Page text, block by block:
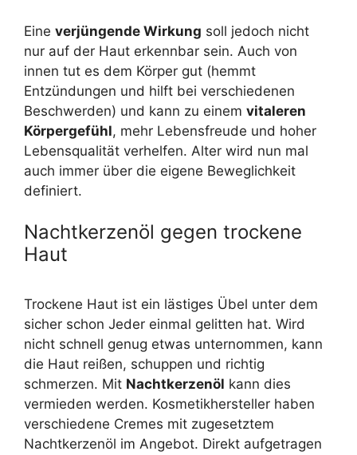
Eine verjüngende Wirkung soll jedoch nicht
nur auf der Haut erkennbar sein. Auch von
innen tut es dem Körper gut (hemmt
Entzündungen und hilft bei verschiedenen
Beschwerden) und kann zu einem vitaleren
Körpergefühl, mehr Lebensfreude und hoher
Lebensqualität verhelfen. Alter wird nun mal
auch immer über die eigene Beweglichkeit
definiert.
Nachtkerzenöl gegen trockene
Haut
Trockene Haut ist ein lästiges Übel unter dem
sicher schon Jeder einmal gelitten hat. Wird
nicht schnell genug etwas unternommen, kann
die Haut reißen, schuppen und richtig
schmerzen. Mit Nachtkerzenöl kann dies
vermieden werden. Kosmetikhersteller haben
verschiedene Cremes mit zugesetztem
Nachtkerzenöl im Angebot. Direkt aufgetragen